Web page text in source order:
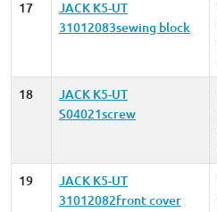
17
JACK K5-UT
31012083sewing block
18
JACK K5-UT
S04021screw
19
JACK K5-UT
31012082front cover